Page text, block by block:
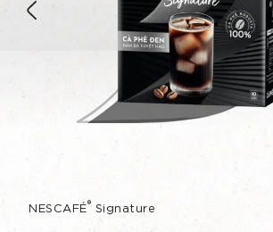
NESCAFÉ® Signature